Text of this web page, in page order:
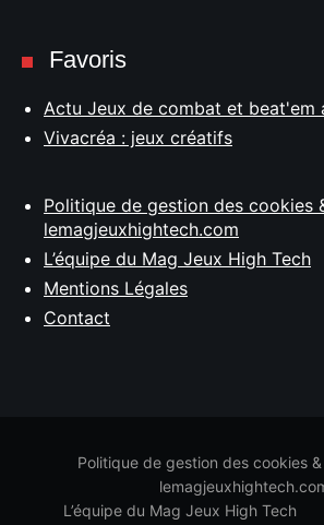
Favoris
Actu Jeux de combat et beat'em
Vivacréa : jeux créatifs
Politique de gestion des cookies
lemagjeuxhightech.com
L’équipe du Mag Jeux High Tech
Mentions Légales
Contact
Politique de gestion des cookies
L’équipe du Mag Jeux High Tech